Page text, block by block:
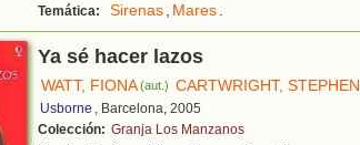
Temática: Sirenas, Mares.
Ya sé hacer lazos
WATT, FIONA(aut.) CARTWRIGHT, STEPHEN
Usborne , Barcelona, 2005
Colección: Granja Los Manzanos